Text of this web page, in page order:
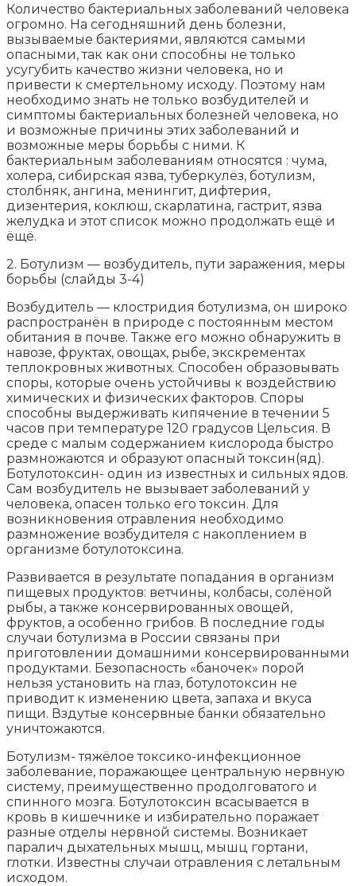
Количество бактериальных заболеваний человека
огромно. На сегодняшний день болезни,
вызываемые бактериями, являются самыми
опасными, так как они способны не только
усугубить качество жизни человека, но и
привести к смертельному исходу. Поэтому нам
необходимо знать не только возбудителей и
симптомы бактериальных болезней человека, но
и возможные причины этих заболеваний и
возможные меры борьбы с ними. К
бактериальным заболеваниям относятся : чума,
холера, сибирская язва, туберкулёз, ботулизм,
столбняк, ангина, менингит, дифтерия,
дизентерия, коклюш, скарлатина, гастрит, язва
желудка и этот список можно продолжать ещё и
ёщё.
2. Ботулизм — возбудитель, пути заражения, меры
борьбы (слайды 3-4)
Возбудитель — клостридия ботулизма, он широко
распространён в природе с постоянным местом
обитания в почве. Также его можно обнаружить в
навозе, фруктах, овощах, рыбе, экскрементах
теплокровных животных. Способен образовывать
споры, которые очень устойчивы к воздействию
химических и физических факторов. Споры
способны выдерживать кипячение в течении 5
часов при температуре 120 градусов Цельсия. В
среде с малым содержанием кислорода быстро
размножаются и образуют опасный токсин(яд).
Ботулотоксин- один из известных и сильных ядов.
Сам возбудитель не вызывает заболеваний у
человека, опасен только его токсин. Для
возникновения отравления необходимо
размножение возбудителя с накоплением в
организме ботулотоксина.
Развивается в результате попадания в организм
пищевых продуктов: ветчины, колбасы, солёной
рыбы, а также консервированных овощей,
фруктов, а особенно грибов. В последние годы
случаи ботулизма в России связаны при
приготовлении домашними консервированными
продуктами. Безопасность «баночек» порой
нельзя установить на глаз, ботулотоксин не
приводит к изменению цвета, запаха и вкуса
пищи. Вздутые консервные банки обязательно
уничтожаются.
Ботулизм- тяжёлое токсико-инфекционное
заболевание, поражающее центральную нервную
систему, преимущественно продолговатого и
спинного мозга. Ботулотоксин всасывается в
кровь в кишечнике и избирательно поражает
разные отделы нервной системы. Возникает
паралич дыхательных мышц, мышц гортани,
глотки. Известны случаи отравления с летальным
исходом.